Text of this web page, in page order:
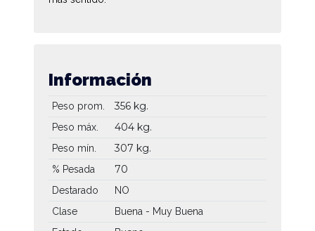
Información
Peso prom. 356 kg.
Peso máx. 404 kg.
Peso mín. 307 kg.
% Pesada 70
Destarado
NO
Clase
Buena - Muy Buena